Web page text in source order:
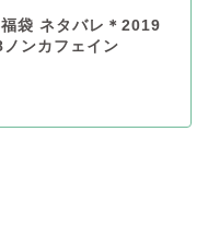
袋 ネタバレ＊2019
ンカフェイン